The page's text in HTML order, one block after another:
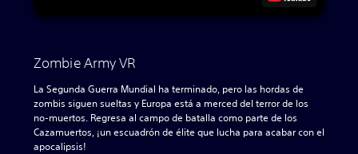
Zombie Army VR
La Segunda Guerra Mundial ha terminado, pero las hordas de
zombis siguen sueltas y Europa está a merced del terror de los
no-muertos. Regresa al campo de batalla como parte de los
Cazamuertos, ¡un escuadrón de élite que lucha para acabar con el
apocalipsis!